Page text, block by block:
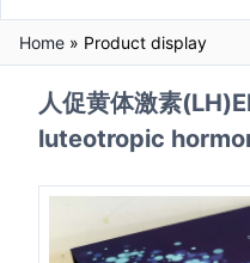
Home » Product display
人促黄体激素
luteotropic